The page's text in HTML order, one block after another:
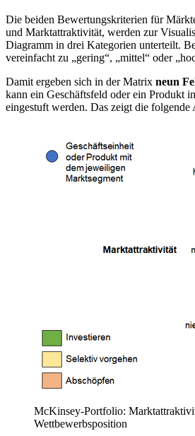
Die beiden Bewertungskriterien für
und Marktattraktivität, werden zur
Diagramm in drei Kategorien unterteilt.
vereinfacht zu „gering“, „mittel“ oder
Damit ergeben sich in der Matrix neun
kann ein Geschäftsfeld oder ein Produkt
eingestuft werden. Das zeigt die folgende
McKinsey-Portfolio:
Wettbewerbsposition